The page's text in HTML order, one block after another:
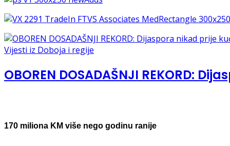
Vijesti iz Doboja i regije
OBOREN DOSADAŠNJI REKORD:
170 miliona KM više nego godinu ranije